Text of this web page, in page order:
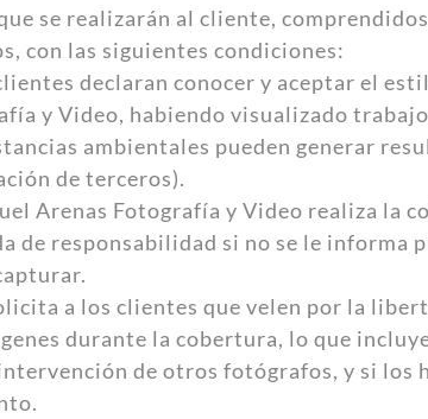
se realizarán al cliente,
con las siguientes condiciones:
declaran conocer y aceptar el
y Video, habiendo visualizado
ambientales pueden generar
de terceros).
Arenas Fotografía y Video realiza la
de responsabilidad si no se le informa
a los clientes que velen por la
durante la cobertura, lo que
de otros fotógrafos, y si los